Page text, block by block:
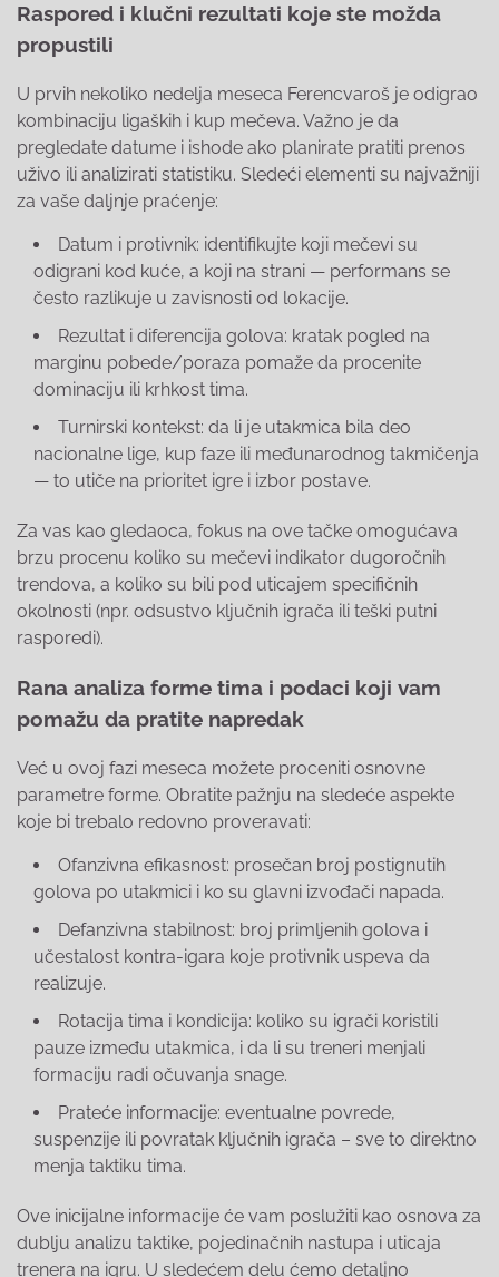
Raspored i klučni rezultati koje ste možda
propustili
U prvih nekoliko nedelja meseca Ferencvaroš je odigrao
kombinaciju ligaških i kup mečeva. Važno je da
pregledate datume i ishode ako planirate pratiti prenos
uživo ili analizirati statistiku. Sledeći elementi su najvažniji
za vaše daljnje praćenje:
Datum i protivnik: identifikujte koji mečevi su
odigrani kod kuće, a koji na strani — performans se
često razlikuje u zavisnosti od lokacije.
Rezultat i diferencija golova: kratak pogled na
marginu pobede/poraza pomaže da procenite
dominaciju ili krhkost tima.
Turnirski kontekst: da li je utakmica bila deo
nacionalne lige, kup faze ili međunarodnog takmičenja
— to utiče na prioritet igre i izbor postave.
Za vas kao gledaoca, fokus na ove tačke omogućava
brzu procenu koliko su mečevi indikator dugoročnih
trendova, a koliko su bili pod uticajem specifičnih
okolnosti (npr. odsustvo ključnih igrača ili teški putni
rasporedi).
Rana analiza forme tima i podaci koji vam
pomažu da pratite napredak
Već u ovoj fazi meseca možete proceniti osnovne
parametre forme. Obratite pažnju na sledeće aspekte
koje bi trebalo redovno proveravati:
Ofanzivna efikasnost: prosečan broj postignutih
golova po utakmici i ko su glavni izvođači napada.
Defanzivna stabilnost: broj primljenih golova i
učestalost kontra-igara koje protivnik uspeva da
realizuje.
Rotacija tima i kondicija: koliko su igrači koristili
pauze između utakmica, i da li su treneri menjali
formaciju radi očuvanja snage.
Prateće informacije: eventualne povrede,
suspenzije ili povratak ključnih igrača – sve to direktno
menja taktiku tima.
Ove inicijalne informacije će vam poslužiti kao osnova za
dublju analizu taktike, pojedinačnih nastupa i uticaja
trenera na igru. U sledećem delu ćemo detaljno